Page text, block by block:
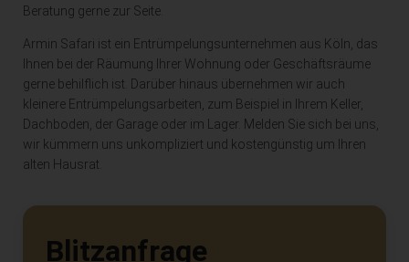
Beratung gerne zur Seite.
Armin Safari ist ein Entrümpelungsunternehmen aus Köln, das
Ihnen bei der Räumung Ihrer Wohnung oder Geschäftsräume
gerne behilflich ist. Darüber hinaus übernehmen wir auch
kleinere Entrümpelungsarbeiten, zum Beispiel in Ihrem Keller,
Dachboden, der Garage oder im Lager. Melden Sie sich bei uns,
wir kümmern uns unkompliziert und kostengünstig um Ihren
alten Hausrat.